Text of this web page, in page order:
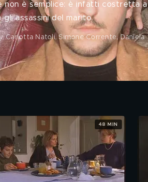
non è semplice: è infatti costretta a
assassini del marito.
Carlotta Natoli, Simone Corrente, Daniela
48 MIN